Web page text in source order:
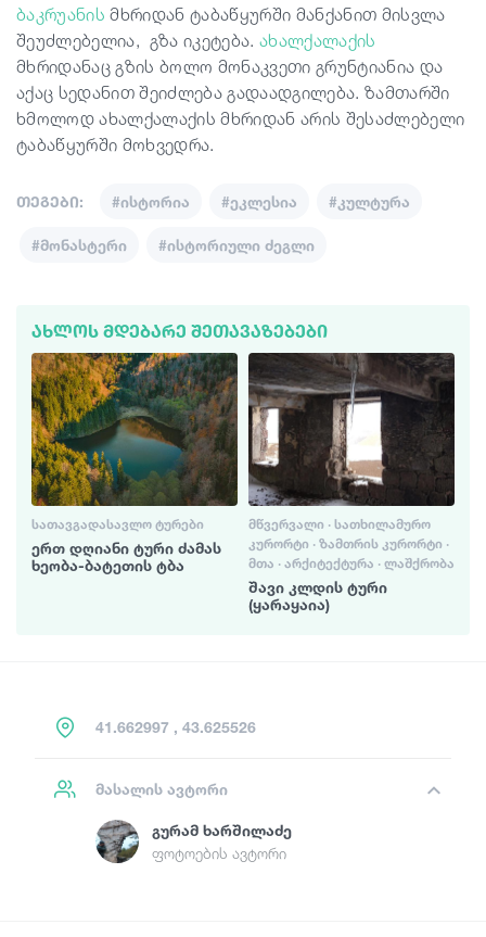
ბაკრუანის მხრიდან ტაბაწყურში მანქანით მისვლა
შეუძლებელია, გზა იკეტება. ახალქალაქის
მხრიდანაც გზის ბოლო მონაკვეთი გრუნტიანია და
აქაც სედანით შეიძლება გადაადგილება. ზამთარში
ხმოლოდ ახალქალაქის მხრიდან არის შესაძლებელი
ტაბაწყურში მოხვედრა.
თეგები: #ისტორია #ეკლესია #კულტურა
#მონასტერი #ისტორიული ძეგლი
ᲐᲮᲚᲝᲡ ᲛᲓᲔᲑᲐᲠᲔ ᲨᲔᲗᲐᲕᲐᲖᲔᲑᲔᲑᲘ
ᲡᲐᲗᲐᲕᲒᲐᲓᲐᲡᲐᲕᲚᲝ ᲢᲣᲠᲔᲑᲘ
ერთ დღიანი ტური ძამას
ხეობა-ბატეთის ტბა
ᲛᲬᲕᲔᲠᲕᲐᲚᲘ · ᲡᲐᲗᲮᲘᲚᲐᲛᲣᲠᲝ
ᲙᲣᲠᲝᲠᲢᲘ · ᲖᲐᲛᲗᲠᲘᲡ ᲙᲣᲠᲝᲠᲢᲘ ·
ᲛᲗᲐ · ᲐᲠᲥᲘᲢᲔᲥᲢᲣᲠᲐ · ᲚᲐᲨᲥᲠᲝᲑᲐ
შავი კლდის ტური
(ყარაყაია)
41.662997 , 43.625526
მასალის ავტორი
Გურამ Ხარშილაძე
ფოტოების ავტორი